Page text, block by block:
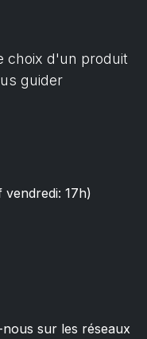
choix d'un produit
guider
vendredi: 17h)
sur les réseaux